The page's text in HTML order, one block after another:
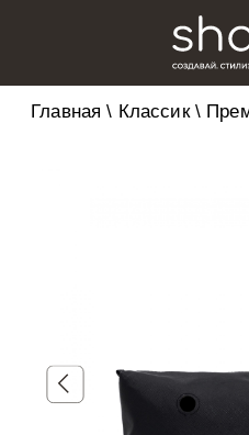
Главная \ Классик\